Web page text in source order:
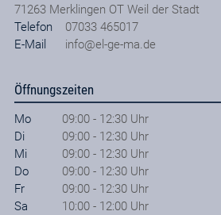
71263 Merklingen OT Weil der Stadt
Telefon
07033 465017
E-Mail
info@el-ge-ma.de
Öffnungszeiten
Mo
09:00 - 12:30 Uhr
Di
09:00 - 12:30 Uhr
Mi
09:00 - 12:30 Uhr
Do
09:00 - 12:30 Uhr
Fr
09:00 - 12:30 Uhr
Sa
10:00 - 12:00 Uhr